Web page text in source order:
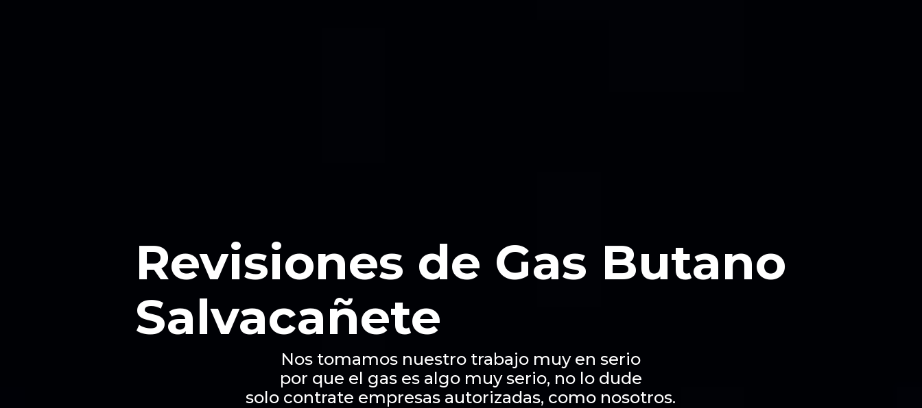
Revisiones de Gas Butano
Salvacañete
Nos tomamos nuestro trabajo muy en serio
por que el gas es algo muy serio, no lo dude
solo contrate empresas autorizadas, como nosotros.